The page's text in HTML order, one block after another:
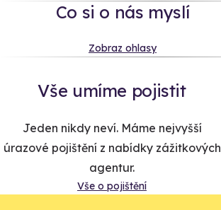
Co si o nás myslí
Zobraz ohlasy
Vše umíme pojistit
Jeden nikdy neví. Máme nejvyšší
úrazové pojištění z nabídky zážitkových
agentur.
Vše o pojištění